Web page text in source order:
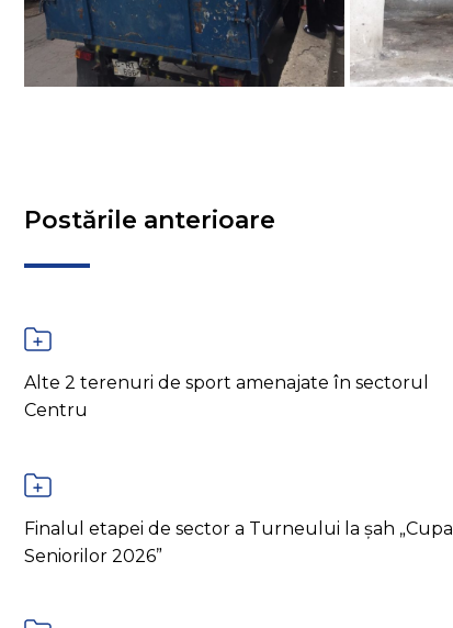
Postările anterioare
Alte 2 terenuri de sport amenajate în sectorul
Centru
Finalul etapei de sector a Turneului la șah „Cupa
Seniorilor 2026”